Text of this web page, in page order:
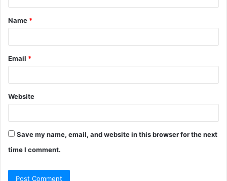
t
*
Name *
Email *
Website
Save my name, email, and website in this browser for the next
time I comment.